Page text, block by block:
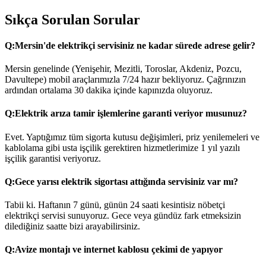
Sıkça Sorulan Sorular
Q:Mersin'de elektrikçi servisiniz ne kadar sürede adrese gelir?
Mersin genelinde (Yenişehir, Mezitli, Toroslar, Akdeniz, Pozcu,
Davultepe) mobil araçlarımızla 7/24 hazır bekliyoruz. Çağrınızın
ardından ortalama 30 dakika içinde kapınızda oluyoruz.
Q:Elektrik arıza tamir işlemlerine garanti veriyor musunuz?
Evet. Yaptığımız tüm sigorta kutusu değişimleri, priz yenilemeleri ve
kablolama gibi usta işçilik gerektiren hizmetlerimize 1 yıl yazılı
işçilik garantisi veriyoruz.
Q:Gece yarısı elektrik sigortası attığında servisiniz var mı?
Tabii ki. Haftanın 7 günü, günün 24 saati kesintisiz nöbetçi
elektrikçi servisi sunuyoruz. Gece veya gündüz fark etmeksizin
dilediğiniz saatte bizi arayabilirsiniz.
Q:Avize montajı ve internet kablosu çekimi de yapıyor